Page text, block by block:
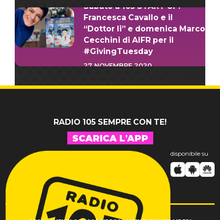
Sabato a 105 START UP!
Francesca Cavallo e il
“Dottor li” e domenica Marco
Cecchini di AIFR per il
#GivingTuesday
27 NOVEMBRE 2020
RADIO 105 SEMPRE CON TE!
SCARICA L'APP
disponibile su